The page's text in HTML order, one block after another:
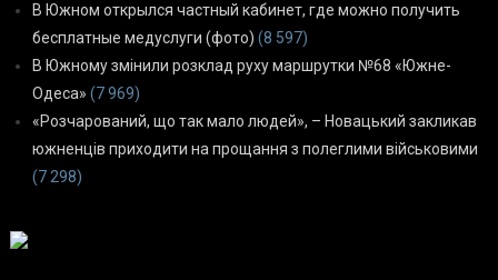
В Южном открылся частный кабинет, где можно получить
бесплатные медуслуги (фото) (8 597)
В Южному змінили розклад руху маршрутки №68 «Южне-
Одеса» (7 969)
«Розчарований, що так мало людей», – Новацький закликав
южненців приходити на прощання з полеглими військовими
(7 298)